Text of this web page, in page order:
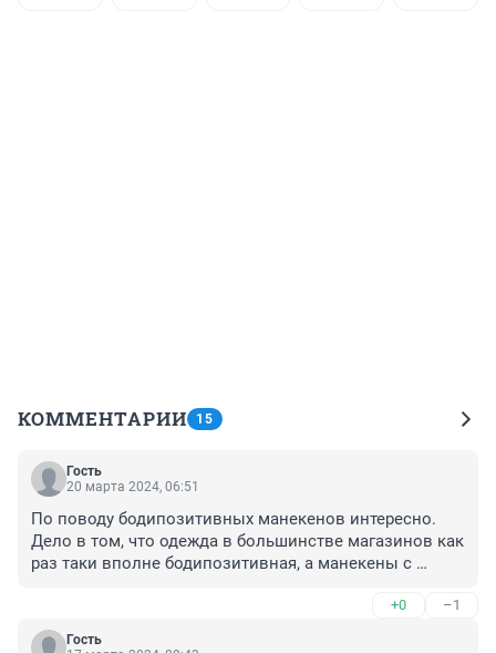
КОММЕНТАРИИ 15
Гость
20 марта 2024, 06:51
По поводу бодипозитивных манекенов интересно.
Дело в том, что одежда в большинстве магазинов как
раз таки вполне бодипозитивная, а манекены с
утягивания заколочками и булавочками.
+0 –1
Гость